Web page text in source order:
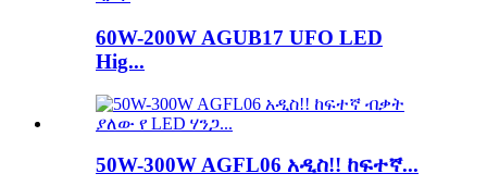
60W-200W AGUB17 UFO LED
Hig...
50W-300W AGFL06 አዲስ!! ከፍተኛ...